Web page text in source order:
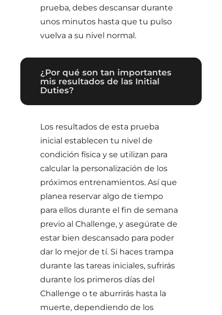
prueba, debes descansar durante
unos minutos hasta que tu pulso
vuelva a su nivel normal.
¿Por qué son tan importantes
mis resultados de las Initial
Duties?
Los resultados de esta prueba
inicial establecen tu nivel de
condición física y se utilizan para
calcular la personalización de los
próximos entrenamientos. Así que
planea reservar algo de tiempo
para ellos durante el fin de semana
previo al Challenge, y asegúrate de
estar bien descansado para poder
dar lo mejor de tí. Si haces trampa
durante las tareas iniciales, sufrirás
durante los primeros días del
Challenge o te aburrirás hasta la
muerte, dependiendo de los